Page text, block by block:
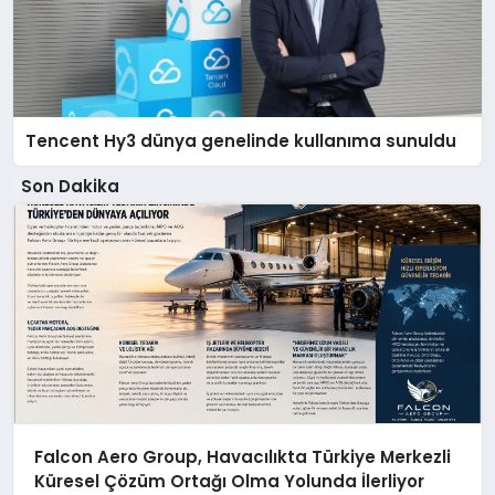
Tencent Hy3 dünya genelinde kullanıma sunuldu
Son Dakika
Falcon Aero Group, Havacılıkta Türkiye Merkezli
Küresel Çözüm Ortağı Olma Yolunda İlerliyor